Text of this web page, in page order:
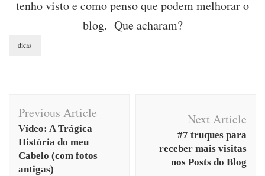
tenho visto e como penso que podem melhorar o
blog. Que acharam?
dicas
Post
Navigation
Previous Article
Vídeo: A Trágica
História do meu
Cabelo (com fotos
antigas)
Next Article
#7 truques para
receber mais visitas
nos Posts do Blog